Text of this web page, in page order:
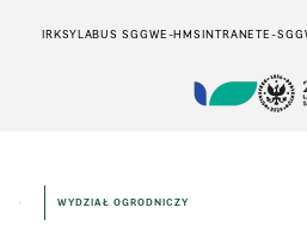
IRKSYLABUS SGGWE-HMSINTRANETE-
WYDZIAŁ OGRODNICZY